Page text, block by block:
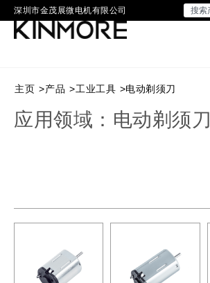
深圳市金茂展微电机有限公司
主页 >产品 >工业工具 >电动剃须刀
应用领域：电动剃须刀